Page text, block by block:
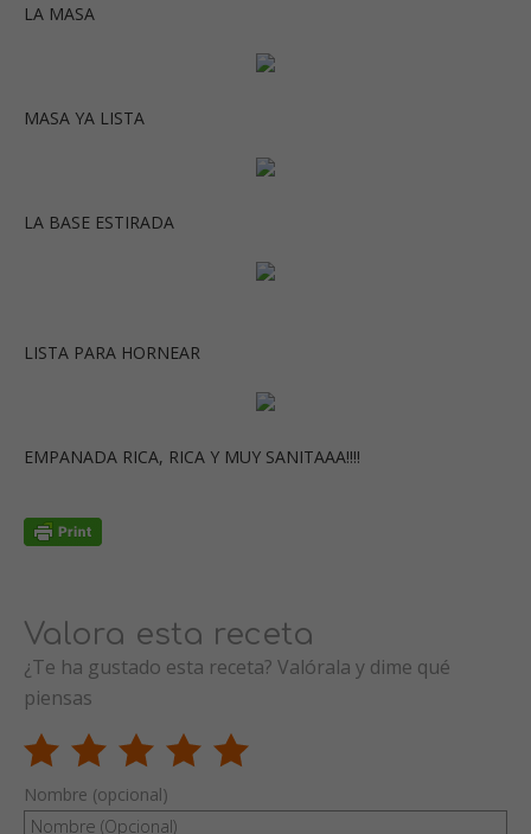
LA MASA
MASA YA LISTA
LA BASE ESTIRADA
LISTA PARA HORNEAR
EMPANADA RICA, RICA Y MUY SANITAAA!!!!
Valora esta receta
¿Te ha gustado esta receta? Valórala y dime qué
piensas
Nombre (opcional)